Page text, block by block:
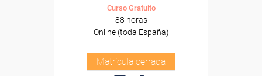
Curso Gratuito
88 horas
Online (toda España)
Matrícula cerrada